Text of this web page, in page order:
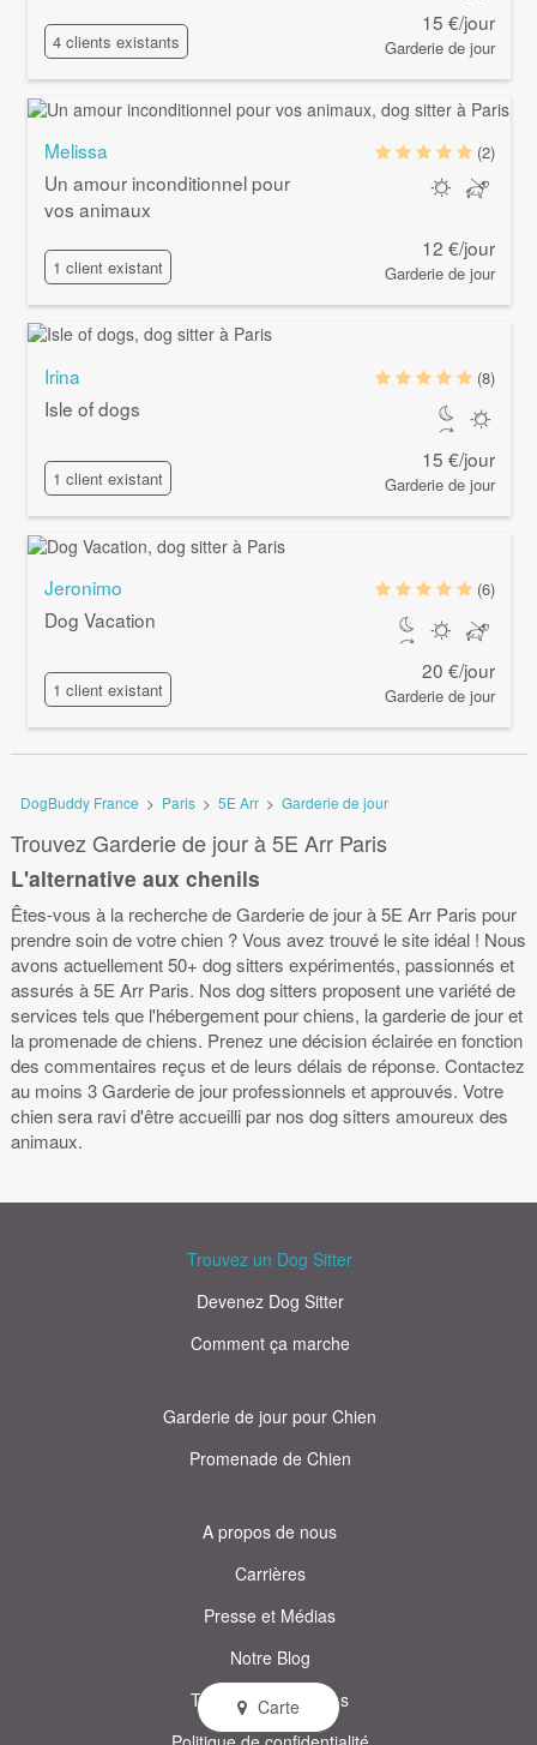
4 clients existants
15 €/jour
Garderie de jour
Melissa
Un amour inconditionnel pour
vos animaux
1 client existant
(2)
12 €/jour
Garderie de jour
Irina
Isle of dogs
1 client existant
(8)
15 €/jour
Garderie de jour
Jeronimo
Dog Vacation
1 client existant
(6)
20 €/jour
Garderie de jour
DogBuddy France > Paris > 5E Arr > Garderie de jour
Trouvez Garderie de jour à 5E Arr Paris
L'alternative aux chenils
Êtes-vous à la recherche de Garderie de jour à 5E Arr Paris pour
prendre soin de votre chien ? Vous avez trouvé le site idéal ! Nous
avons actuellement 50+ dog sitters expérimentés, passionnés et
assurés à 5E Arr Paris. Nos dog sitters proposent une variété de
services tels que l'hébergement pour chiens, la garderie de jour et
la promenade de chiens. Prenez une décision éclairée en fonction
des commentaires reçus et de leurs délais de réponse. Contactez
au moins 3 Garderie de jour professionnels et approuvés. Votre
chien sera ravi d'être accueilli par nos dog sitters amoureux des
animaux.
Carte
Trouvez un Dog Sitter
Devenez Dog Sitter
Comment ça marche
Garderie de jour pour Chien
Promenade de Chien
A propos de nous
Carrières
Presse et Médias
Notre Blog
Termes et conditions